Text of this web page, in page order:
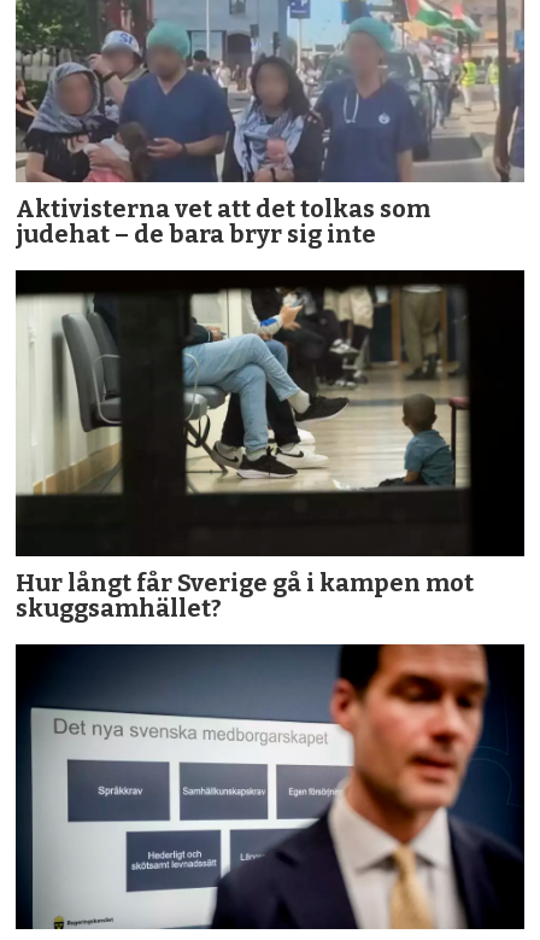
Aktivisterna vet att det tolkas som
judehat – de bara bryr sig inte
Hur långt får Sverige gå i kampen mot
skuggsamhället?